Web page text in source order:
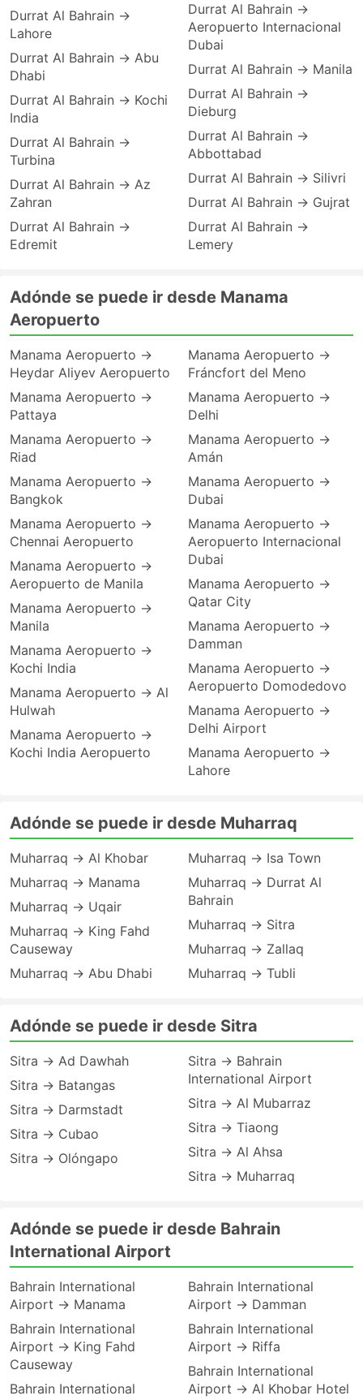
Durrat Al Bahrain →
Lahore
Durrat Al Bahrain → Abu
Dhabi
Durrat Al Bahrain → Kochi
India
Durrat Al Bahrain →
Turbina
Durrat Al Bahrain → Az
Zahran
Durrat Al Bahrain →
Edremit
Durrat Al Bahrain →
Aeropuerto Internacional
Dubai
Durrat Al Bahrain → Manila
Durrat Al Bahrain →
Dieburg
Durrat Al Bahrain →
Abbottabad
Durrat Al Bahrain → Silivri
Durrat Al Bahrain → Gujrat
Durrat Al Bahrain →
Lemery
Adónde se puede ir desde Manama
Aeropuerto
Manama Aeropuerto →
Heydar Aliyev Aeropuerto
Manama Aeropuerto →
Pattaya
Manama Aeropuerto →
Riad
Manama Aeropuerto →
Bangkok
Manama Aeropuerto →
Chennai Aeropuerto
Manama Aeropuerto →
Aeropuerto de Manila
Manama Aeropuerto →
Manila
Manama Aeropuerto →
Kochi India
Manama Aeropuerto → Al
Hulwah
Manama Aeropuerto →
Kochi India Aeropuerto
Manama Aeropuerto →
Fráncfort del Meno
Manama Aeropuerto →
Delhi
Manama Aeropuerto →
Amán
Manama Aeropuerto →
Dubai
Manama Aeropuerto →
Aeropuerto Internacional
Dubai
Manama Aeropuerto →
Qatar City
Manama Aeropuerto →
Damman
Manama Aeropuerto →
Aeropuerto Domodedovo
Manama Aeropuerto →
Delhi Airport
Manama Aeropuerto →
Lahore
Adónde se puede ir desde Muharraq
Muharraq → Al Khobar
Muharraq → Manama
Muharraq → Uqair
Muharraq → King Fahd
Causeway
Muharraq → Abu Dhabi
Muharraq → Isa Town
Muharraq → Durrat Al
Bahrain
Muharraq → Sitra
Muharraq → Zallaq
Muharraq → Tubli
Adónde se puede ir desde Sitra
Sitra → Ad Dawhah
Sitra → Batangas
Sitra → Darmstadt
Sitra → Cubao
Sitra → Olóngapo
Sitra → Bahrain
International Airport
Sitra → Al Mubarraz
Sitra → Tiaong
Sitra → Al Ahsa
Sitra → Muharraq
Adónde se puede ir desde Bahrain
International Airport
Bahrain International
Airport → Manama
Bahrain International
Airport → King Fahd
Causeway
Bahrain International
Bahrain International
Airport → Damman
Bahrain International
Airport → Riffa
Bahrain International
Airport → Al Khobar Hotel